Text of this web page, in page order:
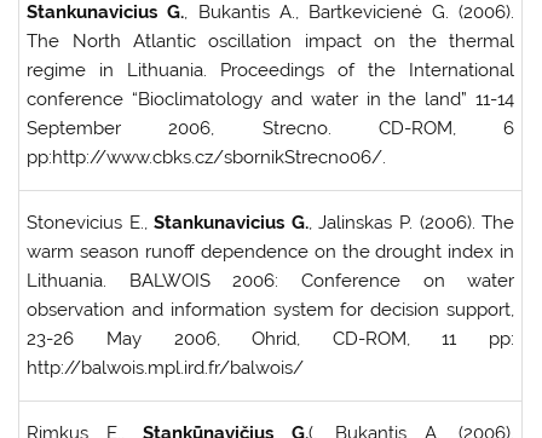
Stankunavicius G., Bukantis A., Bartkevicienė G. (2006).
The North Atlantic oscillation impact on the thermal
regime in Lithuania. Proceedings of the International
conference “Bioclimatology and water in the land” 11-14
September 2006, Strecno. CD-ROM, 6
pp:http://www.cbks.cz/sbornikStrecno06/.
Stonevicius E.,Stankunavicius G., Jalinskas P. (2006). The
warm season runoff dependence on the drought index in
Lithuania. BALWOIS 2006: Conference on water
observation and information system for decision support,
23-26 May 2006, Ohrid, CD-ROM, 11 pp:
http://balwois.mpl.ird.fr/balwois/
Rimkus E.,Stankūnavičius G.(, Bukantis A. (2006).